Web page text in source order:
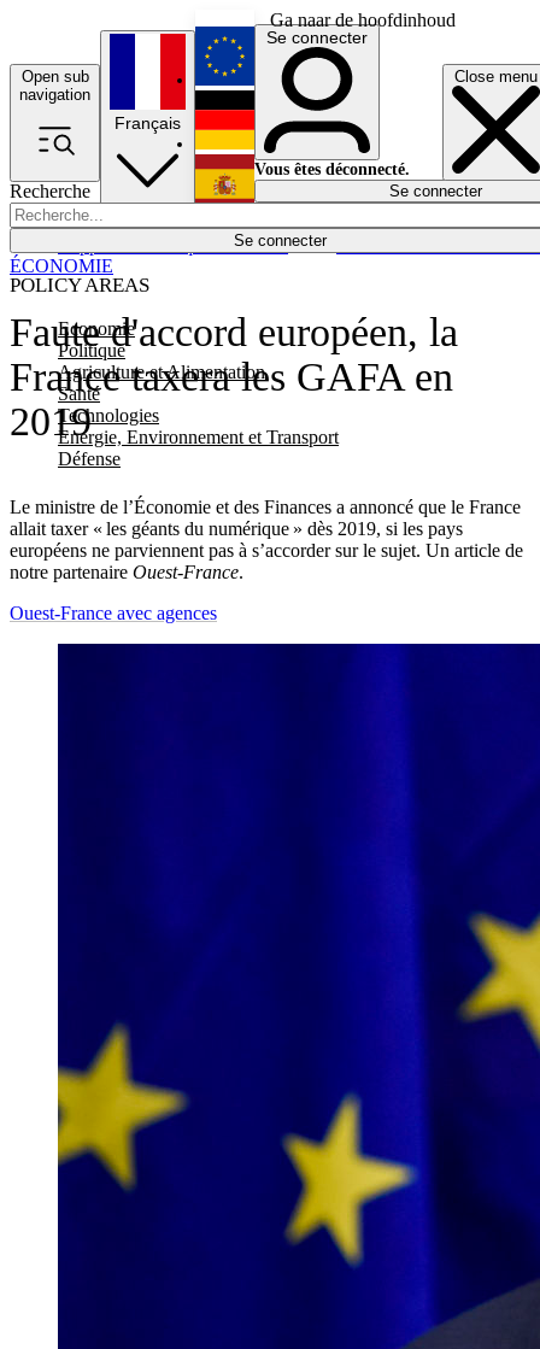
Ga naar de hoofdinhoud
Open sub
navigation
Close menu
Recherche
Se connecter
POLICY AREAS
Economie
Politique
Agriculture et Alimentation
Santé
Technologies
Energie, Environnement et Transport
Défense
Économie
Français
English
Deutsch
Español
Se connecter
Vous êtes déconnecté.
Se connecter
Faute d'accord européen, la
France taxera les GAFA en
2019
Le ministre de l’Économie et des Finances a annoncé que le France
allait taxer « les géants du numérique » dès 2019, si les pays
européens ne parviennent pas à s’accorder sur le sujet. Un article de
notre partenaire Ouest-France.
ÉCONOMIE
Ouest-France avec agences